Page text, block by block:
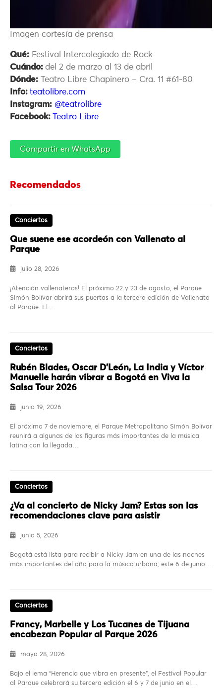
Imagen cortesía de prensa
Qué: Festival Intercolegiado de Rock
Cuándo: del 2 de marzo al 13 de abril
Dónde: Teatro Libre Chapinero – Cra. 11 #61-80
Info: teatolibre.com
Instagram: @teatrolibre
Facebook:
Teatro Libre
Compartir en WhatsApp
Recomendados
Conciertos
Que suene ese acordeón con Vallenato al
Parque
julio 28, 2026
¡Atención vallenateros! El próximo 22 y 23 de agosto, el Parque
Simón Bolívar abrirá sus puertas a la tercera edición de Vallenato
al Parque. El…
Conciertos
Rubén Blades, Oscar D’León, La India y Víctor
Manuelle harán vibrar a Bogotá en Viva la
Salsa Tour 2026
junio 19, 2026
El próximo 7 de noviembre, el Parque Metropolitano Simón Bolívar
reunirá a algunas de las figuras más importantes de la música
latina con la llegada…
Conciertos
¿Va al concierto de Nicky Jam? Estas son las
recomendaciones clave para asistir
junio 5, 2026
Bogotá está lista para recibir a Nicky Jam en una de las noches
más importantes del año para la música urbana, este 6 de junio…
Conciertos
Francy, Marbelle y Los Tucanes de Tijuana
encabezan Popular al Parque 2026
mayo 28, 2026
Bajo el lema “Herencia que vibra en presente”, el Festival Popular
al Parque celebrará su tercera edición el 6 y 7 de junio en el…